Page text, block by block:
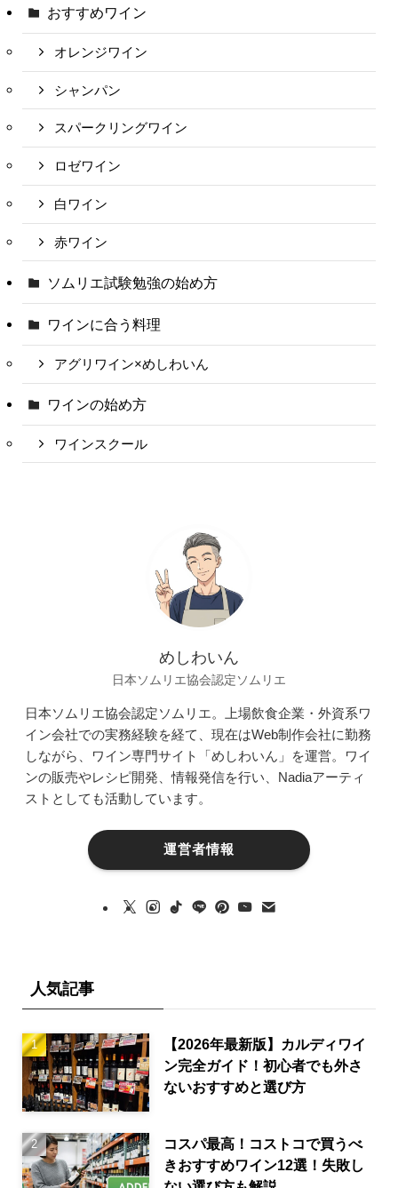
おすすめワイン
オレンジワイン
シャンパン
スパークリングワイン
ロゼワイン
白ワイン
赤ワイン
ソムリエ試験勉強の始め方
ワインに合う料理
アグリワイン×めしわいん
ワインの始め方
ワインスクール
めしわいん
日本ソムリエ協会認定ソムリエ
日本ソムリエ協会認定ソムリエ。上場飲食企業・外資系ワ
イン会社での実務経験を経て、現在はWeb制作会社に勤務
しながら、ワイン専門サイト「めしわいん」を運営。ワイ
ンの販売やレシピ開発、情報発信を行い、Nadiaアーティ
ストとしても活動しています。
運営者情報
人気記事
【2026年最新版】カルディワイ
ン完全ガイド！初心者でも外さ
ないおすすめと選び方
コスパ最高！コストコで買うべ
きおすすめワイン12選！失敗し